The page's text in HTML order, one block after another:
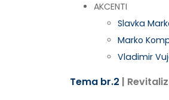
AKCENTI
Slavka
Marko
Vladimir
Tema br.2 |